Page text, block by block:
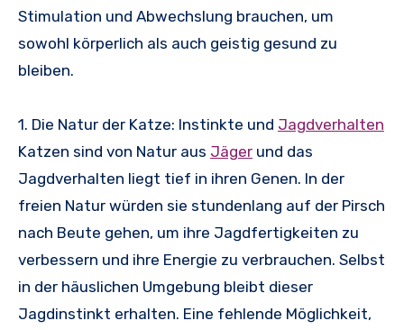
Stimulation und Abwechslung brauchen, um
sowohl körperlich als auch geistig gesund zu
bleiben.
1. Die Natur der Katze: Instinkte und Jagdverhalten
Katzen sind von Natur aus Jäger und das
Jagdverhalten liegt tief in ihren Genen. In der
freien Natur würden sie stundenlang auf der Pirsch
nach Beute gehen, um ihre Jagdfertigkeiten zu
verbessern und ihre Energie zu verbrauchen. Selbst
in der häuslichen Umgebung bleibt dieser
Jagdinstinkt erhalten. Eine fehlende Möglichkeit,